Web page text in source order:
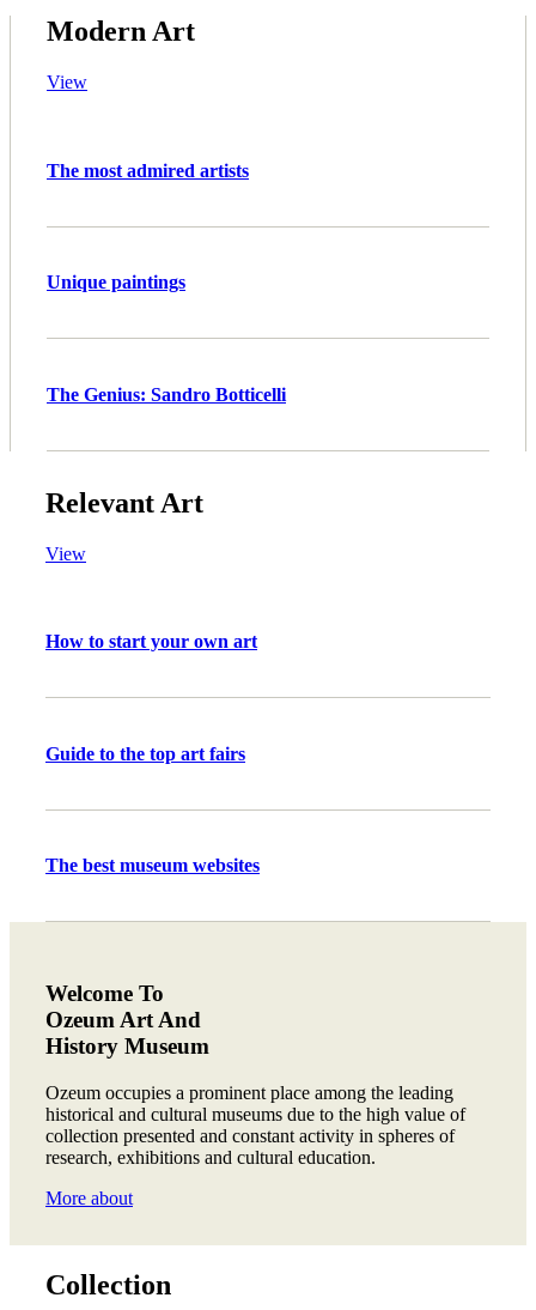
Modern Art
View
The most admired artists
Unique paintings
The Genius: Sandro Botticelli
Relevant Art
View
How to start your own art
Guide to the top art fairs
The best museum websites
Welcome To
Ozeum Art And
History Museum
Ozeum occupies a prominent place among the leading
historical and cultural museums due to the high value of
collection presented and constant activity in spheres of
research, exhibitions and cultural education.
More about
Collection